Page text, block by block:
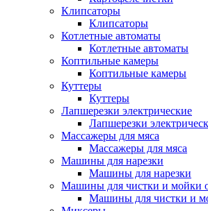
Клипсаторы
Клипсаторы
Котлетные автоматы
Котлетные автоматы
Коптильные камеры
Коптильные камеры
Куттеры
Куттеры
Лапшерезки электрические
Лапшерезки
Массажеры для мяса
Массажеры для мяса
Машины для нарезки
Машины для нарезки
Машины для чистки и мойки
Машины для чистки и